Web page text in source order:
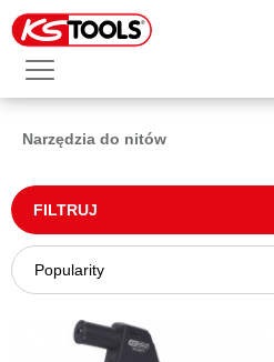
Narzędzia do nitów
FILTRUJ